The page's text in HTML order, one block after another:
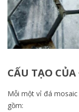
CẤU TẠO
Mỗi một vỉ đá
gồm: